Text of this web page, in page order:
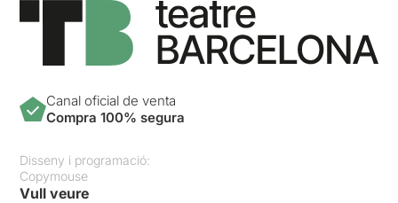
Canal oficial de venta
Compra 100% segura
Disseny i programació:
Copymouse
Vull veure